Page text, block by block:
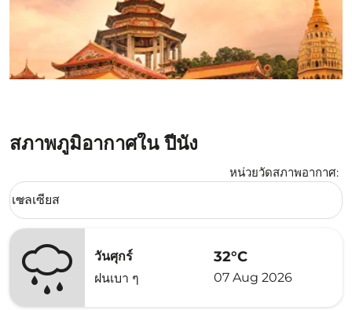
สภาพภูมิอากาศใน ปีนัง
หน่วยวัดสภาพอากาศ:
Weather unit option เซลเซียส Selected
เซลเซียส
keyboard_arrow_down
วันศุกร์
ฝนเบา ๆ
32°C
07 Aug 2026